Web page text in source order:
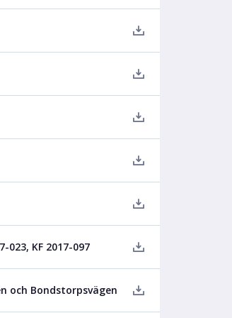
KF 2017-097
och Bondstorpsvägen